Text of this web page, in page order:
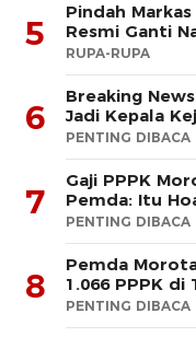
5
Pindah
Resmi Ganti
RUPA-RUPA
6
Breaking
Jadi Kepala
PENTING DIBACA
7
Gaji PPPK
Pemda: Itu
PENTING DIBACA
8
Pemda
1.066 PPPK di
PENTING DIBACA